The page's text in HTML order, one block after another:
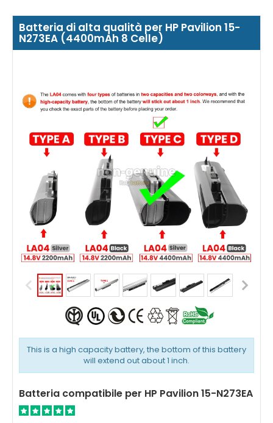
Batteria di alta qualità per HP Pavilion 15-
N273EA (4400mAh 8 Celle)
This is a high capacity battery, the bottom of this battery
will extend out about 1 inch.
Batteria compatibile per HP Pavilion 15-N273EA